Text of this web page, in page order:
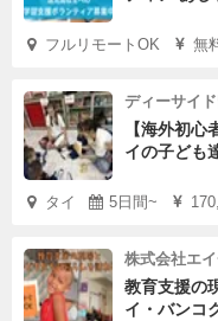
フルリモートOK 無
ディーサイ
【海外初
イの子ども
タイ 5日間~
株式会社エ
教育支援の
イ・バンコ